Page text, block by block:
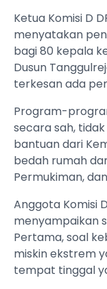
Ketua Komisi D
menyatakan
bagi 80 kepala
Dusun
terkesan ada
Program-
secara sah,
bantuan dari
bedah rumah
Permukiman,
Anggota Komisi
menyampaikan
Pertama, soal
miskin ekstrem
tempat tinggal